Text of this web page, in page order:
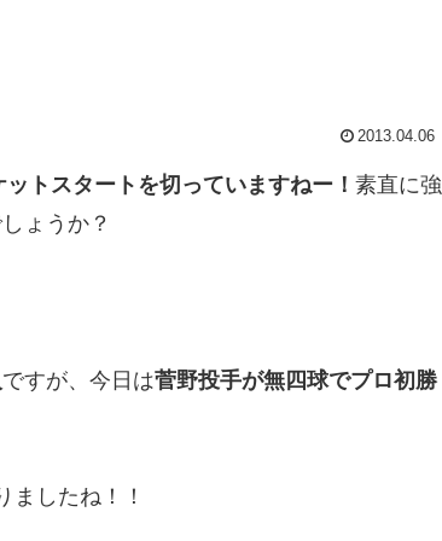
2013.04.06
トスタートを切っていますねー！ 素直に強
ょうか？
ですが、今日は菅野投手が無四球でプロ初勝
ましたね！！